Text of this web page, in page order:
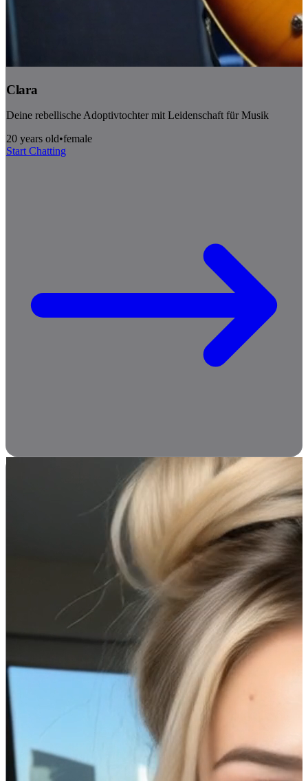
Clara
Deine rebellische Adoptivtochter mit Leidenschaft für Musik
20 years old•female
Start Chatting